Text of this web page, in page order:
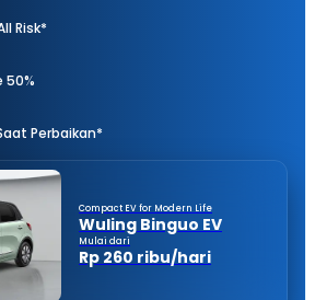
Risk*
50%
Perbaikan*
Compact EV for Modern Life
Wuling Binguo EV
Mulai dari
Rp 260 ribu/hari